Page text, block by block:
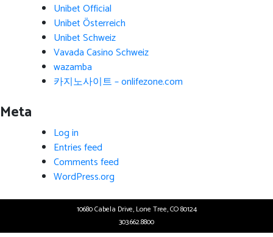
Unibet Official
Unibet Österreich
Unibet Schweiz
Vavada Casino Schweiz
wazamba
카지노사이트 – onlifezone.com
Meta
Log in
Entries feed
Comments feed
WordPress.org
10680 Cabela Drive, Lone Tree, CO 80124
303.662.8800